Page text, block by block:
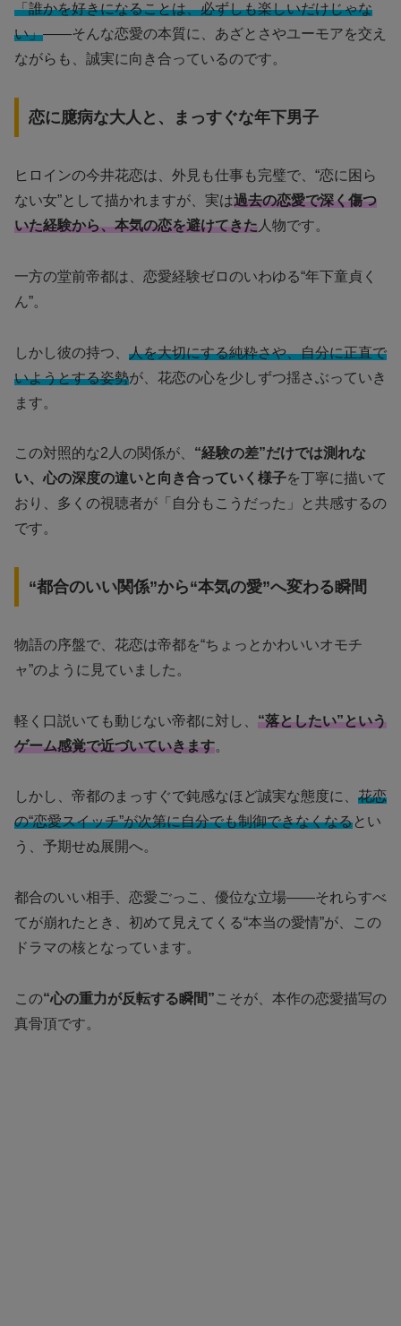
「誰かを好きになることは、必ずしも楽しいだけじゃな
い」——そんな恋愛の本質に、あざとさやユーモアを交え
ながらも、誠実に向き合っているのです。
恋に臆病な大人と、まっすぐな年下男子
ヒロインの今井花恋は、外見も仕事も完璧で、“恋に困ら
ない女”として描かれますが、実は過去の恋愛で深く傷つ
いた経験から、本気の恋を避けてきた 人物です。
一方の堂前帝都は、恋愛経験ゼロのいわゆる“年下童貞く
ん”。
しかし彼の持つ、 人を大切にする純粋さや、自分に正直で
いようとする姿勢が、花恋の心を少しずつ揺さぶっていき
ます。
この対照的な2人の関係が、 “経験の差”だけでは測れな
い、心の深度の違いと向き合っていく様子を丁寧に描いて
おり、多くの視聴者が「自分もこうだった」と共感するの
です。
“都合のいい関係”から“本気の愛”へ変わる瞬間
物語の序盤で、花恋は帝都を“ちょっとかわいいオモチ
ャ”のように見ていました。
軽く口説いても動じない帝都に対し、 “落としたい”という
ゲーム感覚で近づいていきます。
しかし、帝都のまっすぐで鈍感なほど誠実な態度に、 花恋
の“恋愛スイッチ”が次第に自分でも制御できなくなるとい
う、予期せぬ展開へ。
都合のいい相手、恋愛ごっこ、優位な立場——それらすべ
てが崩れたとき、初めて見えてくる“本当の愛情”が、この
ドラマの核となっています。
この“心の重力が反転する瞬間”こそが、本作の恋愛描写の
真骨頂です。